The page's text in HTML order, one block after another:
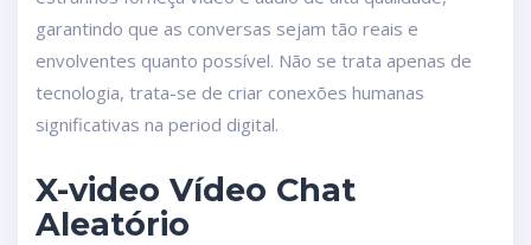
garantindo que as conversas sejam tão reais e
envolventes quanto possível. Não se trata apenas de
tecnologia, trata-se de criar conexões humanas
significativas na period digital.
X-video Vídeo Chat
Aleatório